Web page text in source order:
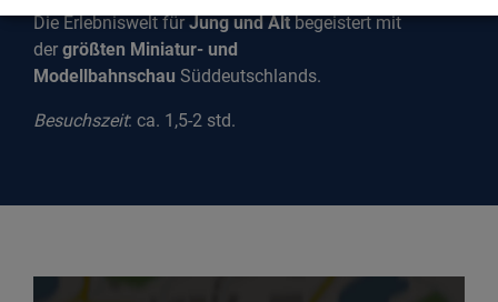
Die Erlebniswelt fürJung und Altbegeistert mit
der größten Miniatur- und
Modellbahnschau Süddeutschlands.
Besuchszeit: ca. 1,5-2 std.